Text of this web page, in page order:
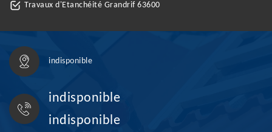
Travaux d'Etanchéité Grandrif 63600
indisponible
indisponible
indisponible